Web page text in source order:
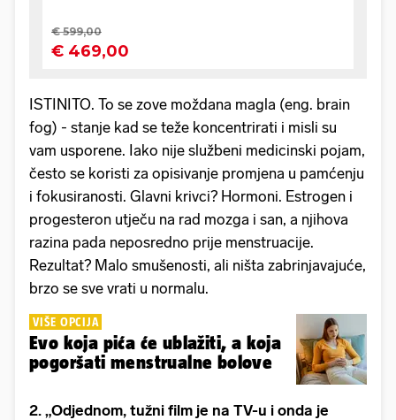
ISTINITO. To se zove moždana magla (eng. brain
fog) - stanje kad se teže koncentrirati i misli su
vam usporene. Iako nije službeni medicinski pojam,
često se koristi za opisivanje promjena u pamćenju
i fokusiranosti. Glavni krivci? Hormoni. Estrogen i
progesteron utječu na rad mozga i san, a njihova
razina pada neposredno prije menstruacije.
Rezultat? Malo smušenosti, ali ništa zabrinjavajuće,
brzo se sve vrati u normalu.
VIŠE OPCIJA
Evo koja pića će ublažiti, a koja
pogoršati menstrualne bolove
2. „Odjednom, tužni film je na TV-u i onda je